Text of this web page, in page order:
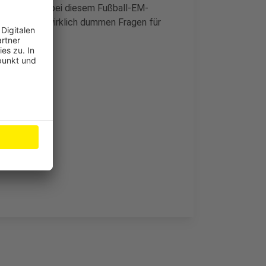
uns. Auch bei diesem Fußball-EM-
die die wirklich dummen Fragen für